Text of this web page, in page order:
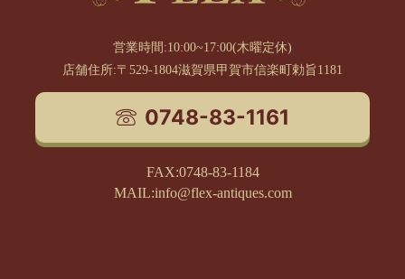
営業時間:10:00~17:00(木曜定休)
店舗住所:〒529-1804滋賀県甲賀市信楽町勅旨1181
0748-83-1161
FAX:0748-83-1184
MAIL:info@flex-antiques.com